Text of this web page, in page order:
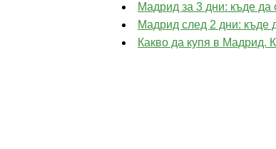
Мадрид за 3 дни: къде да
Мадрид след 2 дни: къде
Какво да купя в Мадрид.